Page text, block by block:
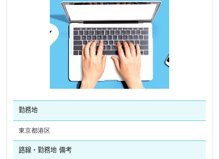
勤務地
東京都港区
路線・勤務地 備考